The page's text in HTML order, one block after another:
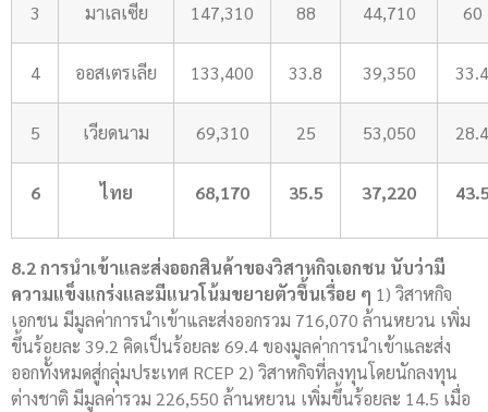
3 มาเลเซีย 147,310 88 44,710 60
4 ออสเตรเลีย 133,400 33.8 39,350 33.4
5 เวียดนาม 69,310 25 53,050 28.4
6 ไทย 68,170 35.5 37,220
8.2 การนำเข้าและส่งออกสินค้าของวิสาหกิจเอกชน นับว่ามี
ความแข็งแกร่งและมีแนวโน้มขยายตัวขึ้นเรื่อย ๆ 1) วิสาหกิจ
เอกชน มีมูลค่าการนำเข้าและส่งออกรวม 716,070 ล้านหยวน เพิ่ม
ขึ้นร้อยละ 39.2 คิดเป็นร้อยละ 69.4 ของมูลค่าการนำเข้าและส่ง
ออกทั้งหมดสู่กลุ่มประเทศ RCEP 2) วิสาหกิจที่ลงทุนโดยนักลงทุน
ต่างชาติ มีมูลค่ารวม 226,550 ล้านหยวน เพิ่มขึ้นร้อยละ 14.5 เมื่อ